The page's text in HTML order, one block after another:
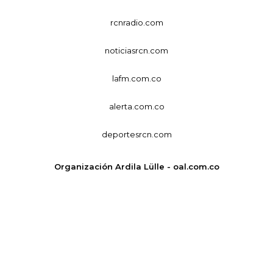
rcnradio.com
noticiasrcn.com
lafm.com.co
alerta.com.co
deportesrcn.com
Organización Ardila Lülle - oal.com.co